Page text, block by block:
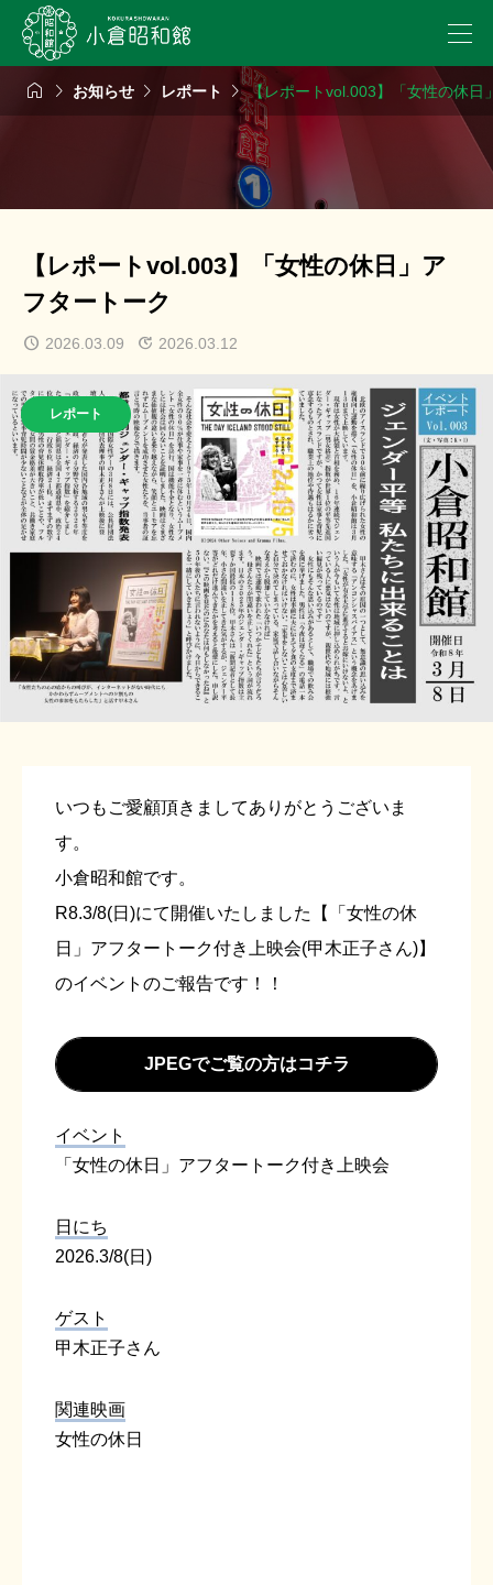
  お知らせ  レポート 【レポートvol.003】「女性の休日
【レポートvol.003】「女性の休日」ア
フタートーク
2026.03.09 2026.03.12
レポート
いつもご愛顧頂きましてありがとうございま
す。
小倉昭和館です。
R8.3/8(日)にて開催いたしました【「女性の休
日」アフタートーク付き上映会(甲木正子さん)】
のイベントのご報告です！！
JPEGでご覧の方はコチラ
イベント
「女性の休日」アフタートーク付き上映会
日にち
2026.3/8(日)
ゲスト
甲木正子さん
関連映画
女性の休日